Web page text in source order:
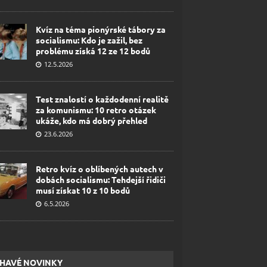
Kvíz na téma pionýrské tábory za
socialismu: Kdo je zažil, bez
problému získá 12 ze 12 bodů
12.5.2026
Test znalostí o každodenní realitě
za komunismu: 10 retro otázek
ukáže, kdo má dobrý přehled
23.6.2026
Retro kvíz o oblíbených autech v
dobách socialismu: Tehdejší řidiči
musí získat 10 z 10 bodů
6.5.2026
NOVINKY